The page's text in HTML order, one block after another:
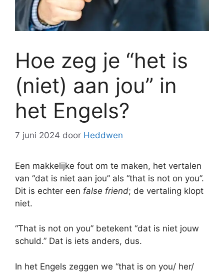
Hoe zeg je “het is
(niet) aan jou” in
het Engels?
7 juni 2024 door Heddwen
Een makkelijke fout om te maken, het vertalen
van “dat is niet aan jou” als “that is not on you”.
Dit is echter een false friend; de vertaling klopt
niet.
“That is not on you” betekent “dat is niet jouw
schuld.” Dat is iets anders, dus.
In het Engels zeggen we “that is on you/ her/